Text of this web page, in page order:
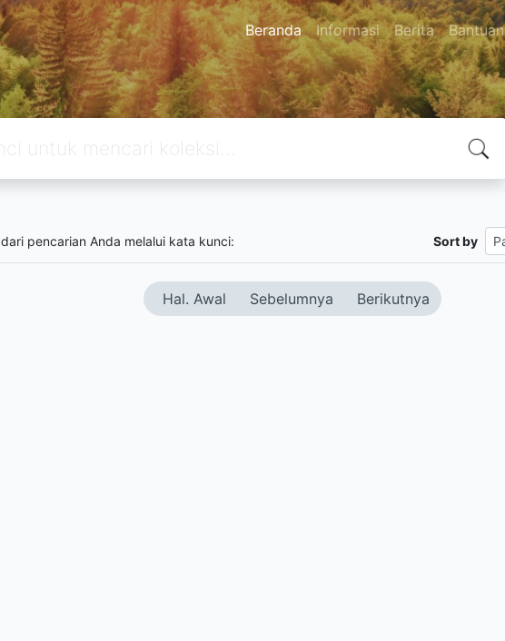
Beranda Informasi Berita Bantuan
dari pencarian Anda melalui kata kunci: Sort by
Hal. Awal Sebelumnya Berikutnya